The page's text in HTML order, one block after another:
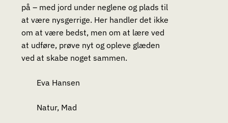
på – med jord under neglene og plads til
at være nysgerrige. Her handler det ikke
om at være bedst, men om at lære ved
at udføre, prøve nyt og opleve glæden
ved at skabe noget sammen.
Natur, Mad
Eva Hansen